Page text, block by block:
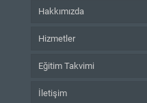
Hakkımızda
Hizmetler
Eğitim Takvimi
İletişim